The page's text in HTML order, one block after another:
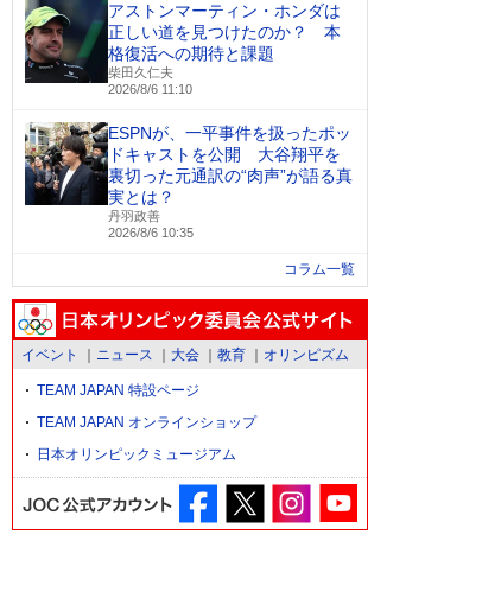
アストンマーティン・ホンダは
正しい道を見つけたのか？ 本
格復活への期待と課題
柴田久仁夫
2026/8/6 11:10
ESPNが、一平事件を扱ったポッ
ドキャストを公開 大谷翔平を
裏切った元通訳の“肉声”が語る真
実とは？
丹羽政善
2026/8/6 10:35
コラム一覧
イベント ニュース 大会 教育 オリンピズム
TEAM JAPAN 特設ページ
TEAM JAPAN オンラインショップ
日本オリンピックミュージアム